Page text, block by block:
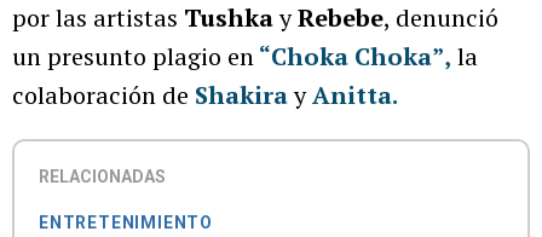
por las artistas TushkayRebebe, denunció
un presunto plagio en“Choka Choka”, la
colaboración de ShakirayAnitta.
RELACIONADAS
ENTRETENIMIENTO